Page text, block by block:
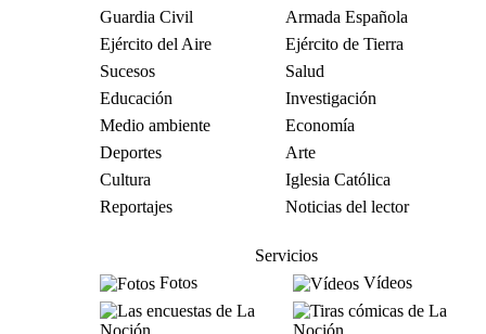
Guardia Civil
Armada Española
Ejército del Aire
Ejército de Tierra
Sucesos
Salud
Educación
Investigación
Medio ambiente
Economía
Deportes
Arte
Cultura
Iglesia Católica
Reportajes
Noticias del lector
Servicios
Fotos
Vídeos